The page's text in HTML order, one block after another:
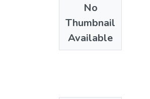
No
Thumbnail
Available